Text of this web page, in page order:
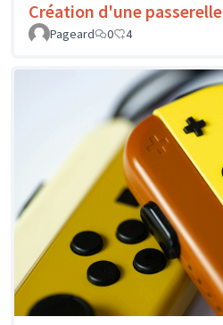
Création d'une passerelle
Pageard
0 4